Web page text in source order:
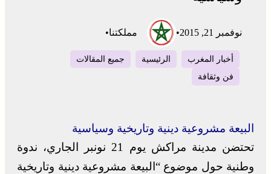
نوفمبر 21, 2015 • مملكتنا•
أخبار المغرب الرئيسية
جميع المقالات
فن وثقافة
البيعة مشروعية دينية وتاريخية وسياسية
تحتضن مدينة مراكش يوم 21 نونبر الجاري، ندوة
وطنية حول موضوع “البيعة مشروعية دينية وتاريخية